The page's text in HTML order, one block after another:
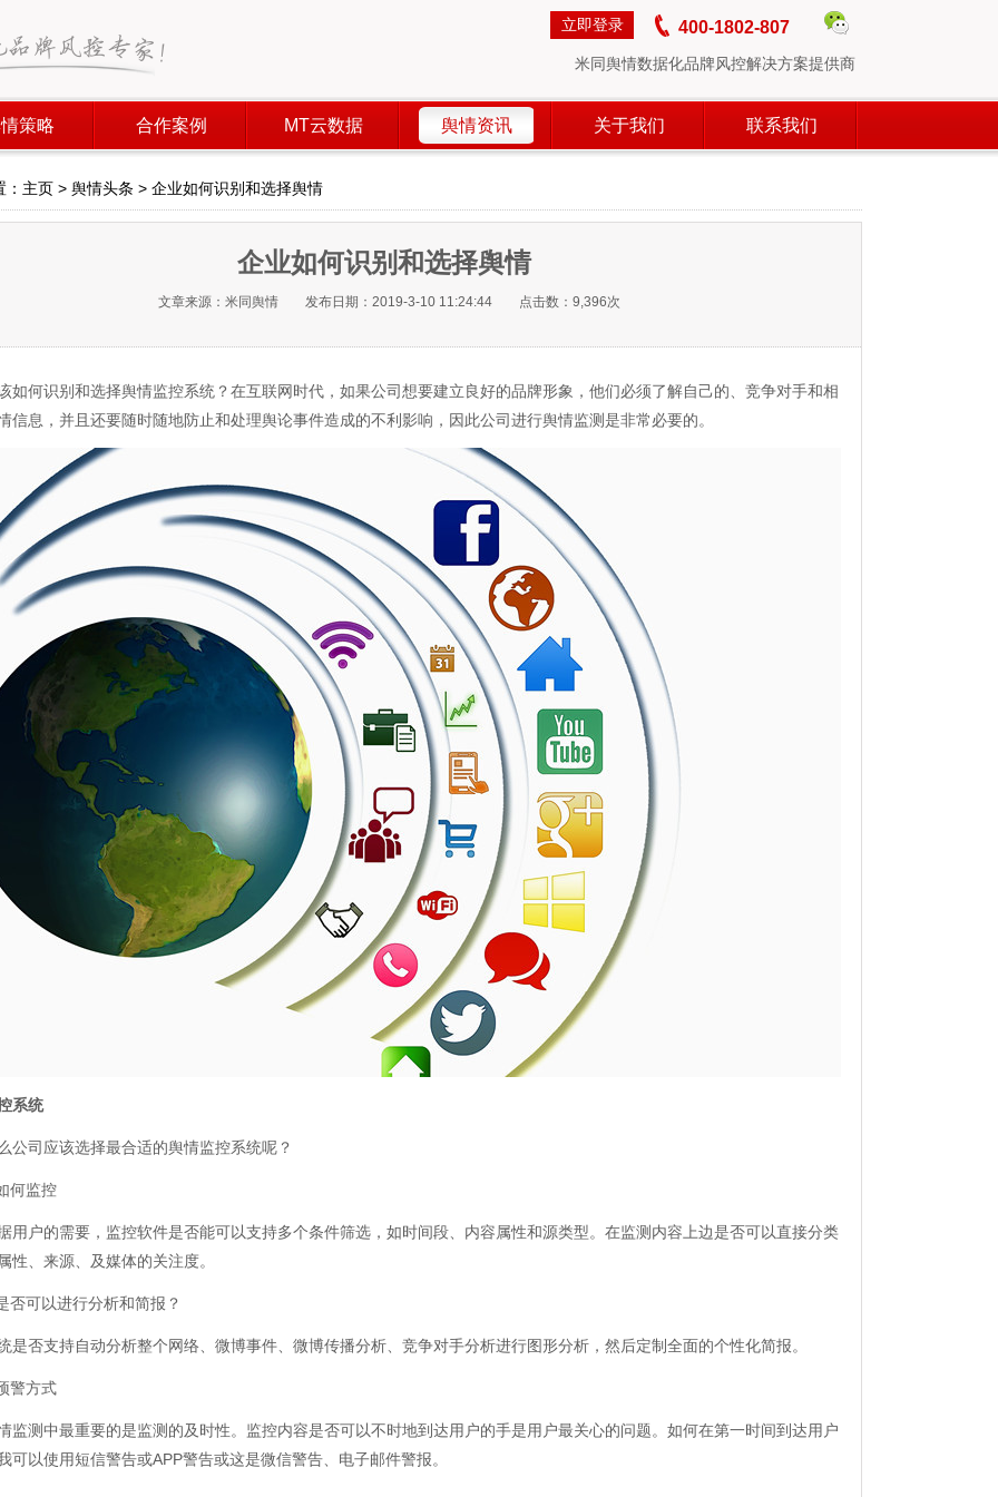
立即登录 400-1802-807
米同舆情数据化品牌风控解决方案提供商
策略 合作案例 MT云数据 舆情资讯 关于我们 联系我们
主页 > 舆情头条 > 企业如何识别和选择舆情
企业如何识别和选择舆情
文章来源：米同舆情 发布日期：2019-3-10 11:24:44 点击数：9,396次
如何识别和选择舆情监控系统？在互联网时代，如果公司想要建立良好的品牌形象，他们必须了解自己的、竞争对手和相
信息，并且还要随时随地防止和处理舆论事件造成的不利影响，因此公司进行舆情监测是非常必要的。
系统
应该选择最合适的舆情监控系统呢？
监控
的需要，监控软件是否能可以支持多个条件筛选，如时间段、内容属性和源类型。在监测内容上边是否可以直接分类
性、来源、及媒体的关注度。
以进行分析和简报？
支持自动分析整个网络、微博事件、微博传播分析、竞争对手分析进行图形分析，然后定制全面的个性化简报。
方式
中最重要的是监测的及时性。监控内容是否可以不时地到达用户的手是用户最关心的问题。如何在第一时间到达用户
可以使用短信警告或APP警告或这是微信警告、电子邮件警报。